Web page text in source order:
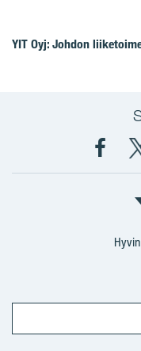
YIT Oyj: Johdon